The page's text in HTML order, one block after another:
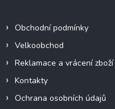
Obchodní podmínky
Velkoobchod
Reklamace a vrácení zboží
Kontakty
Ochrana osobních údajů